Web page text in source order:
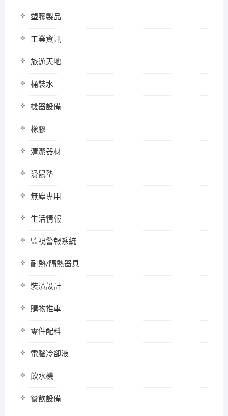
塑膠製品
工業資訊
旅遊天地
桶裝水
機器設備
橡膠
清潔器材
滑鼠墊
無塵專用
生活情報
監視警報系統
耐熱/隔熱器具
裝潢設計
購物推車
零件配料
電腦冷卻液
飲水機
餐飲設備